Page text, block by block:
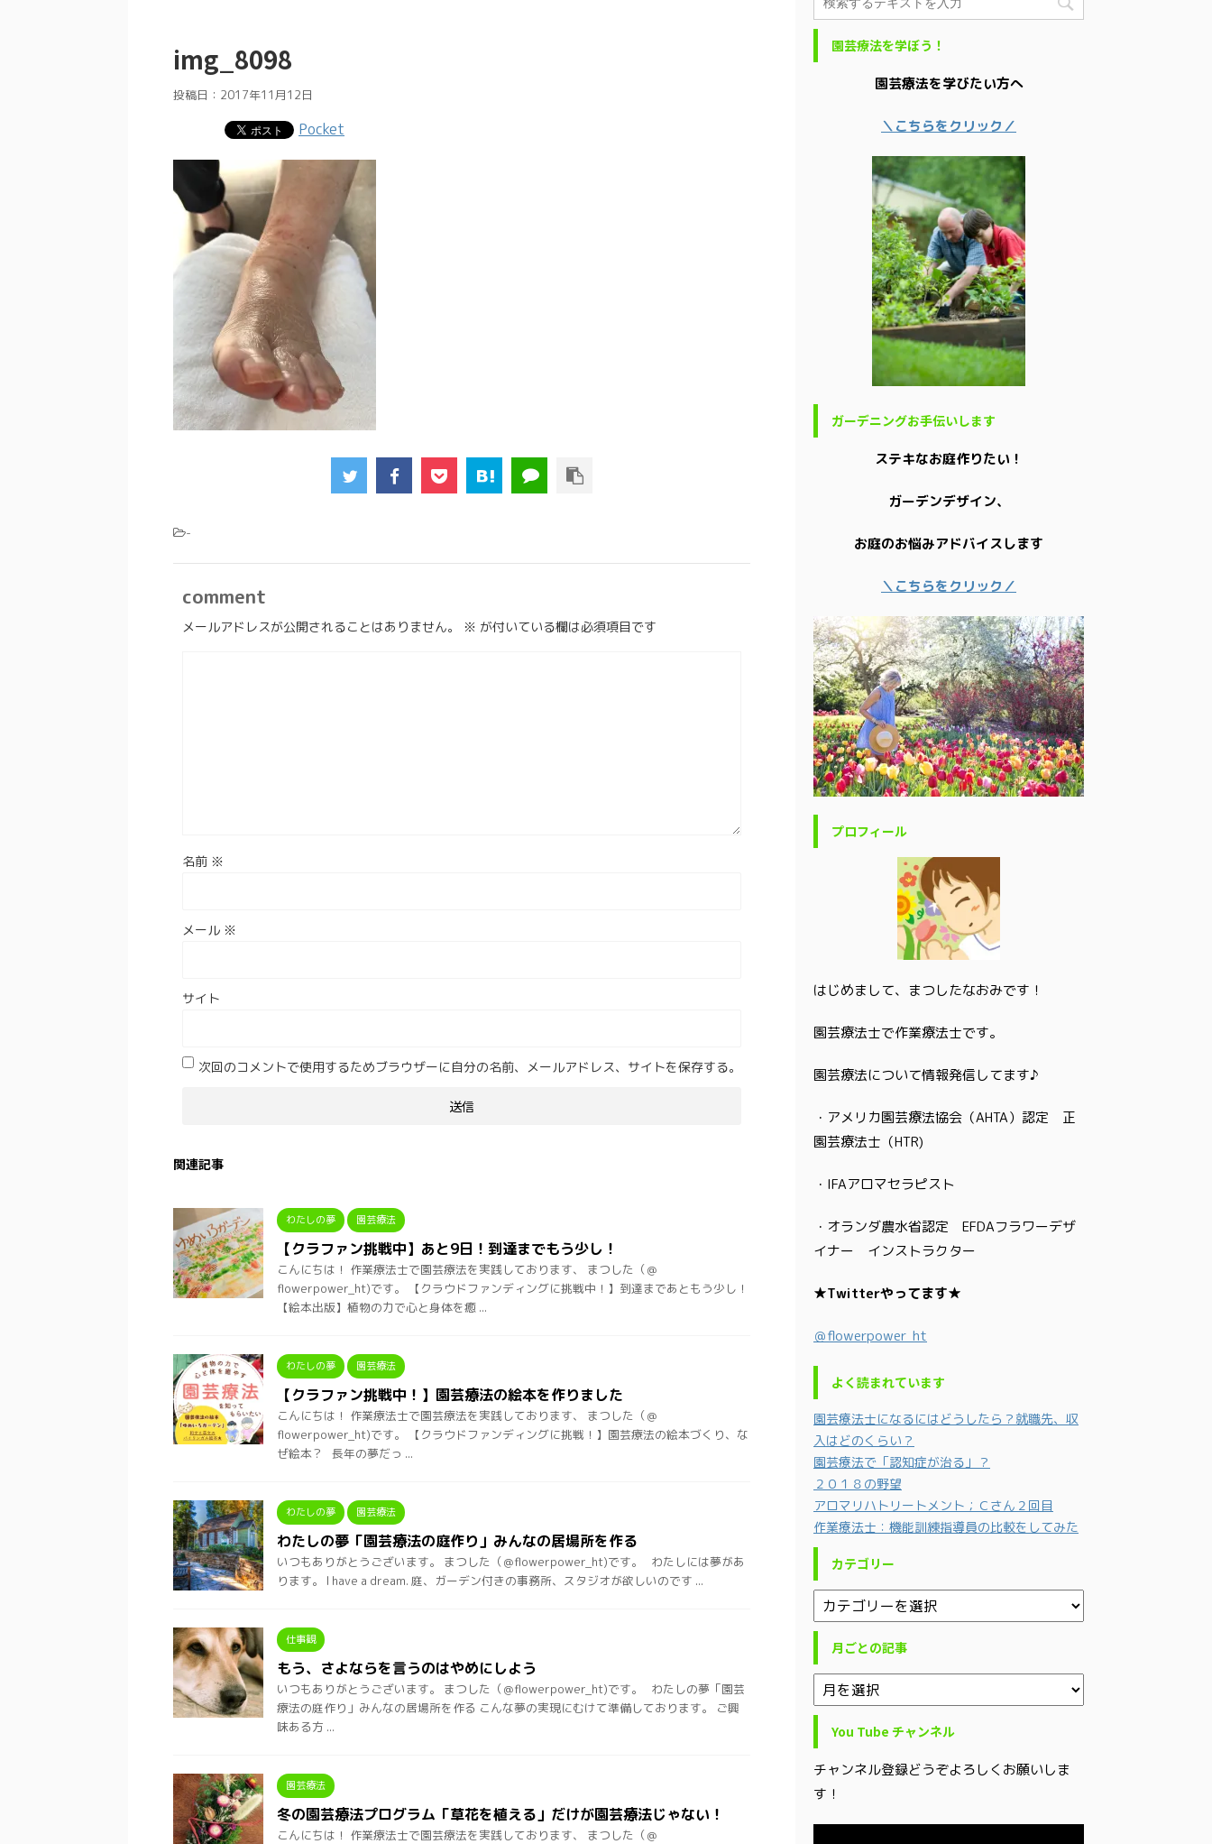
img_8098
投稿日： 2017年11月12日
Pocket
-
comment
メールアドレスが公開されることはありません。 ※ が付いている欄は必須項目です
名前 ※
メール ※
サイト
次回のコメントで使用するためブラウザーに自分の名前、メールアドレス、サイトを保存する。
関連記事
わたしの夢 園芸療法
【クラファン挑戦中】あと9日！到達までもう少し！
こんにちは！ 作業療法士で園芸療法を実践しております、 まつした（＠
flowerpower_ht)です。 【クラウドファンディングに挑戦中！】到達まであともう少し！
【絵本出版】植物の力で心と身体を癒 ...
わたしの夢 園芸療法
【クラファン挑戦中！】園芸療法の絵本を作りました
こんにちは！ 作業療法士で園芸療法を実践しております、 まつした（＠
flowerpower_ht)です。 【クラウドファンディングに挑戦！】園芸療法の絵本づくり、な
ぜ絵本？ 長年の夢だっ ...
わたしの夢 園芸療法
わたしの夢「園芸療法の庭作り」みんなの居場所を作る
いつもありがとうございます。 まつした（＠flowerpower_ht)です。 わたしには夢があ
ります。 I have a dream. 庭、ガーデン付きの事務所、スタジオが欲しいのです ...
仕事観
もう、さよならを言うのはやめにしよう
いつもありがとうございます。 まつした（＠flowerpower_ht)です。 わたしの夢「園芸
療法の庭作り」みんなの居場所を作る こんな夢の実現にむけて準備しております。 ご興
味ある方 ...
園芸療法
冬の園芸療法プログラム「草花を植える」だけが園芸療法じゃない！
こんにちは！ 作業療法士で園芸療法を実践しております、 まつした（＠
園芸療法を学ぼう！
園芸療法を学びたい方へ
＼こちらをクリック／
ガーデニングお手伝いします
ステキなお庭作りたい！
ガーデンデザイン、
お庭のお悩みアドバイスします
＼こちらをクリック／
プロフィール
はじめまして、まつしたなおみです！
園芸療法士で作業療法士です。
園芸療法について情報発信してます♪
・アメリカ園芸療法協会（AHTA）認定 正
園芸療法士（HTR)
・IFAアロマセラピスト
・オランダ農水省認定 EFDAフラワーデザ
イナー インストラクター
★Twitterやってます★
＠flowerpower_ht
よく読まれています
園芸療法士になるにはどうしたら？就職先、収
入はどのくらい？
園芸療法で「認知症が治る」？
２０１８の野望
アロマリハトリートメント；Ｃさん２回目
作業療法士：機能訓練指導員の比較をしてみた
カテゴリー
月ごとの記事
You Tube チャンネル
チャンネル登録どうぞよろしくお願いしま
す！